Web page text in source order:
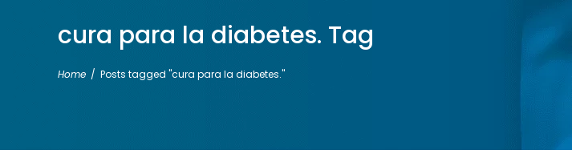
cura para la diabetes. Tag
Home / Posts tagged "cura para la diabetes."